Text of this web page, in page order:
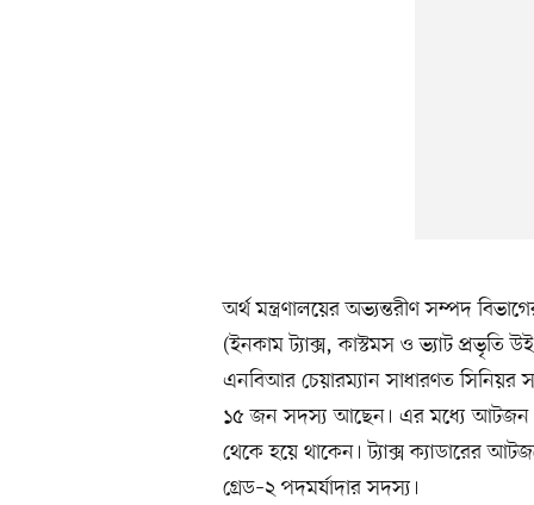
অর্থ মন্ত্রণালয়ের অভ্যন্তরীণ সম্পদ
(ইনকাম ট্যাক্স, কাস্টমস ও ভ্যাট প্রভৃতি
এনবিআর চেয়ারম্যান সাধারণত সিনিয়র
১৫ জন সদস্য আছেন। এর মধ্যে আটজন
থেকে হয়ে থাকেন। ট্যাক্স ক্যাডারের
গ্রেড–২ পদমর্যাদার সদস্য।